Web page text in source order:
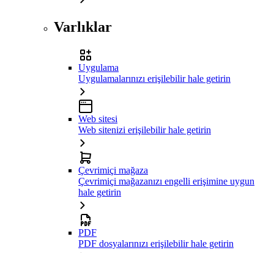
Varlıklar
Uygulama
Uygulamalarınızı erişilebilir hale getirin
Web sitesi
Web sitenizi erişilebilir hale getirin
Çevrimiçi mağaza
Çevrimiçi mağazanızı engelli erişimine uygun
hale getirin
PDF
PDF dosyalarınızı erişilebilir hale getirin